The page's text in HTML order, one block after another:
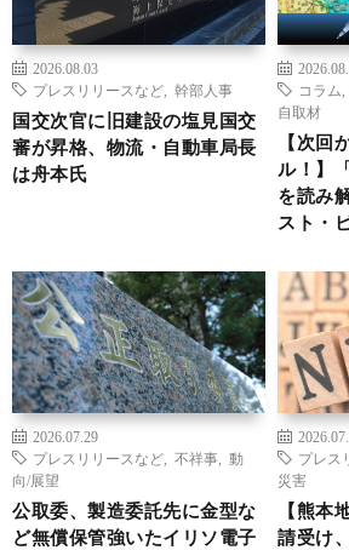
2026.08.03
プレスリリースなど
幹部人事
国交次官に旧建設の塩見国交
審が昇格、物流・自動車局長
は舟本氏
コラム
自取材
【次回
ル！】
を読み
スト・
2026.07.29
プレスリリースなど
不祥事
動
向/展望
公取委、製造委託先に金型な
ど無償保管強いたイリソ電子
プレス
災害
【熊本
請受け